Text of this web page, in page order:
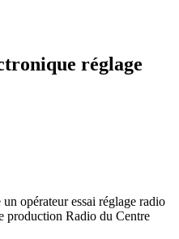
réglage
opérateur essai réglage radio
production Radio du Centre